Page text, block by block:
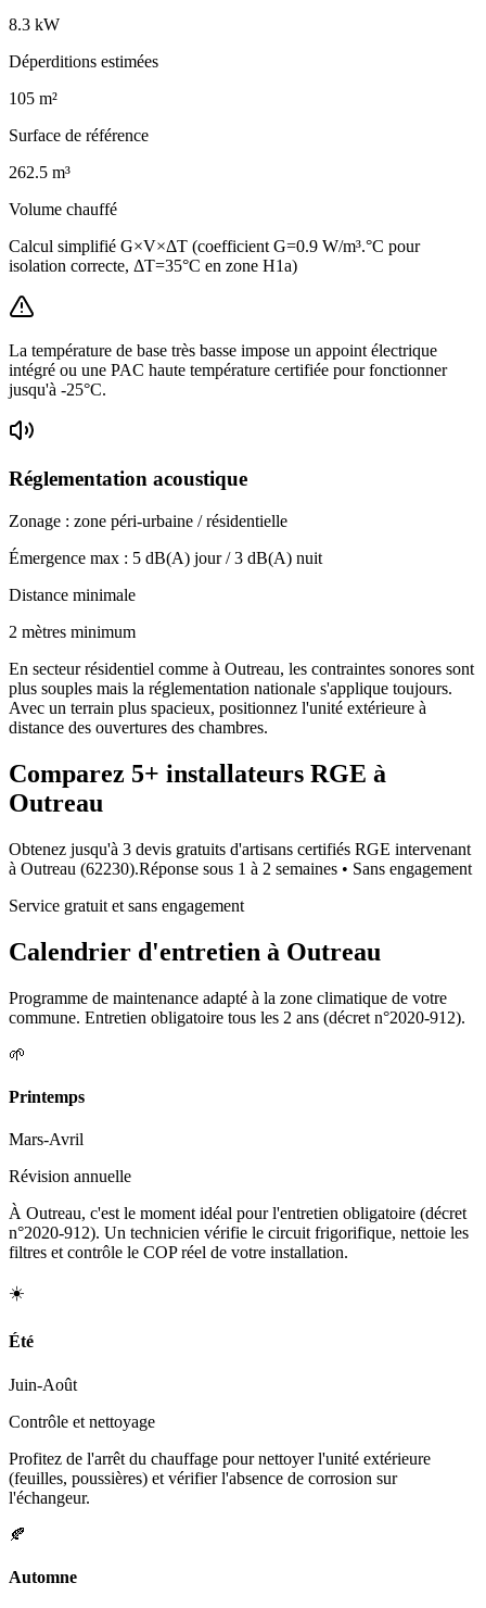
8.3 kW
Déperditions estimées
105 m²
Surface de référence
262.5 m³
Volume chauffé
Calcul simplifié G×V×ΔT (coefficient G=0.9 W/m³.°C pour
isolation correcte, ΔT=35°C en zone H1a)
La température de base très basse impose un appoint électrique
intégré ou une PAC haute température certifiée pour fonctionner
jusqu'à -25°C.
Réglementation acoustique
Zonage : zone péri-urbaine / résidentielle
Émergence max : 5 dB(A) jour /3 dB(A) nuit
Distance minimale
2 mètres minimum
En secteur résidentiel comme à Outreau, les contraintes sonores sont
plus souples mais la réglementation nationale s'applique toujours.
Avec un terrain plus spacieux, positionnez l'unité extérieure à
distance des ouvertures des chambres.
Comparez 5+ installateurs RGE à
Outreau
Obtenez jusqu'à 3 devis gratuits d'artisans certifiés RGE intervenant
à Outreau (62230).Réponse sous 1 à 2 semaines • Sans engagement
Service gratuit et sans engagement
Calendrier d'entretien à Outreau
Programme de maintenance adapté à la zone climatique de votre
commune. Entretien obligatoire tous les 2 ans (décret n°2020-912).
🌱
Printemps
Mars-Avril
Révision annuelle
À Outreau, c'est le moment idéal pour l'entretien obligatoire (décret
n°2020-912). Un technicien vérifie le circuit frigorifique, nettoie les
filtres et contrôle le COP réel de votre installation.
☀️
Été
Juin-Août
Contrôle et nettoyage
Profitez de l'arrêt du chauffage pour nettoyer l'unité extérieure
(feuilles, poussières) et vérifier l'absence de corrosion sur
l'échangeur.
🍂
Automne